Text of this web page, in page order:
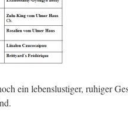
ein lebenslustiger, ruhiger